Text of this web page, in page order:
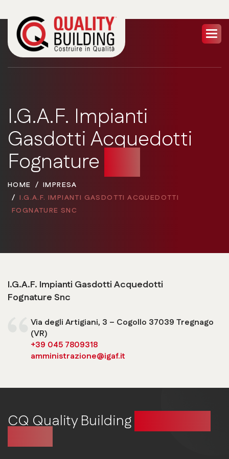
I.G.A.F. Impianti
Gasdotti Acquedotti
Fognature
HOME
IMPRESA
I.G.A.F. IMPIANTI GASDOTTI ACQUEDOTTI
FOGNATURE SNC
I.G.A.F. Impianti Gasdotti Acquedotti
Fognature Snc
Via degli Artigiani, 3 – Cogollo 37039 Tregnago
(VR)
+39 045 7809318
amministrazione@igaf.it
CQ Quality Building